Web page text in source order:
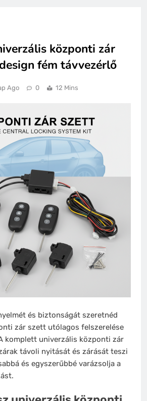
központi zár
fém távvezérlő
Ago 0 12 Mins
és biztonságát szeretnéd
zár szett utólagos felszerelése
komplett univerzális központi zár
távoli nyitását és zárását teszi
és egyszerűbbé varázsolja a